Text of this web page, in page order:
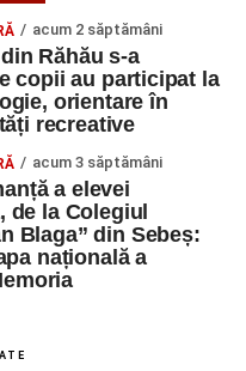
„Cicloaventurier de
libere pe traseul de
Blaga”
acum 2 săptămâni
Răhău s-a
copii au participat la
orientare în
recreative
acum 3 săptămâni
a elevei
de la Colegiul
Blaga” din Sebeș:
națională a